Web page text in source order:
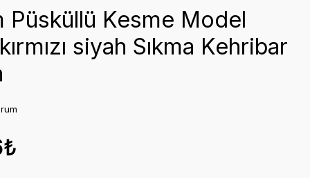
Püsküllü Kesme Model
siyah Sıkma Kehribar